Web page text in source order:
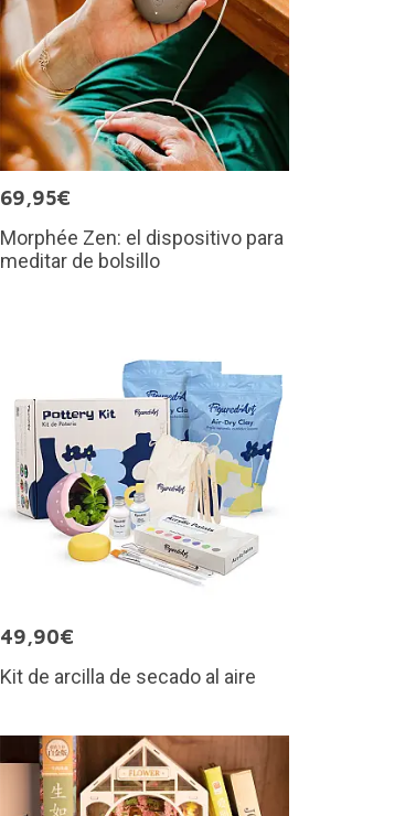
69,95€
Morphée Zen: el dispositivo para
meditar de bolsillo
49,90€
Kit de arcilla de secado al aire